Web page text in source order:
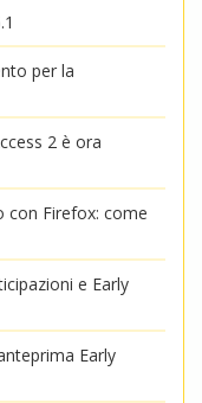
per la
2 è ora
con Firefox: come
e Early
Early